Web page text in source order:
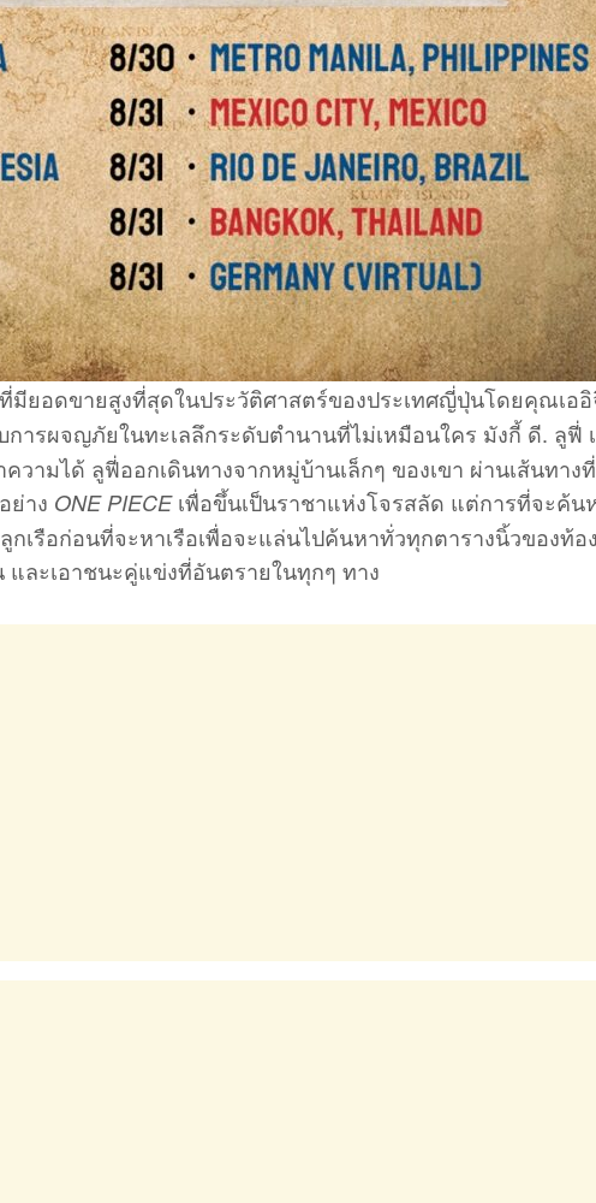
ที่มียอดขายสูงที่สุดในประวัติศาสตร์ของประเทศญี่ปุ่นโดยคุณเอ
การผจญภัยในทะเลลึกระดับตำนานที่ไม่เหมือนใคร มังกี้ ดี. ลูฟี่
ามได้ ลูฟี่ออกเดินทางจากหมู่บ้านเล็กๆ ของเขา ผ่านเส้นทาง
ย่าง ONE PIECEเพื่อขึ้นเป็นราชาแห่งโจรสลัด แต่การที่จะค้น
เรือก่อนที่จะหาเรือเพื่อจะแล่นไปค้นหาทั่วทุกตารางนิ้วของท้อ
ละเอาชนะคู่แข่งที่อันตรายในทุกๆ ทาง